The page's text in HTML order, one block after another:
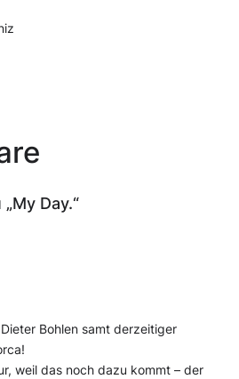
Day.“
Bohlen samt derzeitiger
weil das noch dazu kommt – der